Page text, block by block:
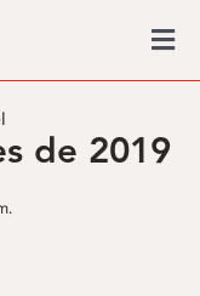
Actividades
de 2019